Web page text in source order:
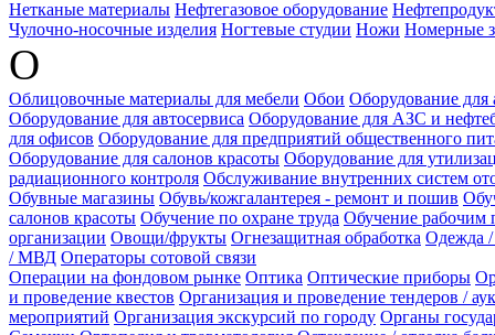
Нетканые материалы Нефтегазовое оборудование
Чулочно-носочные изделия Ногтевые студии Ножи Номерные
О
Облицовочные материалы для мебели Обои Оборудование
Оборудование для автосервиса Оборудование для АЗС и
для офисов Оборудование для предприятий общественного
Оборудование для салонов красоты Оборудование для
радиационного контроля Обслуживание внутренних систем
Обувные магазины Обувь/кожгалантерея - ремонт и пошив
салонов красоты Обучение по охране труда Обучение рабочим
организации Овощи/фрукты Огнезащитная обработка Одежда /
/ МВД Операторы сотовой связи
Операции на фондовом рынке Оптика Оптические приборы
и проведение квестов Организация и проведение тендеров /
мероприятий Организация экскурсий по городу Органы